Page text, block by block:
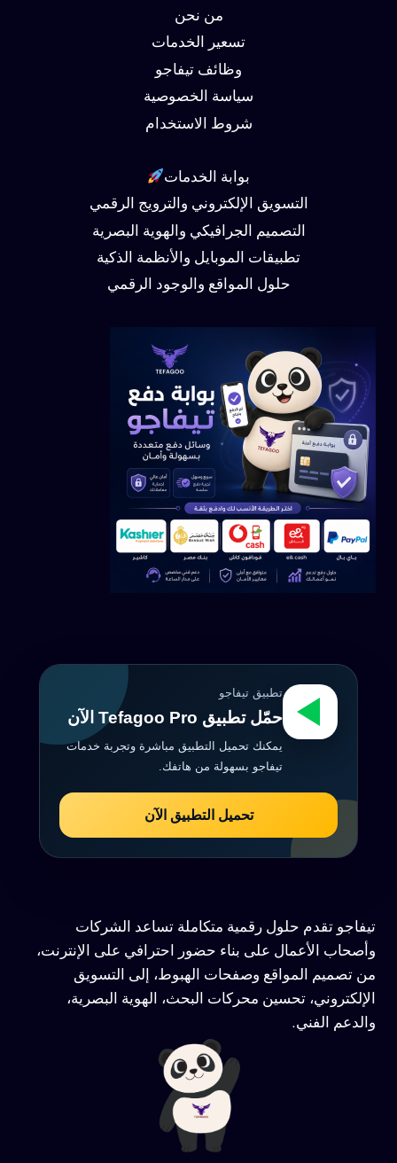
من نحن
تسعير الخدمات
وظائف تيفاجو
سياسة الخصوصية
شروط الاستخدام
بوابة الخدمات
التسويق الإلكتروني والترويج الرقمي
التصميم الجرافيكي والهوية البصرية
تطبيقات الموبايل والأنظمة الذكية
حلول المواقع والوجود الرقمي
تطبيق تيفاجو
حمّل تطبيق Tefagoo Pro الآن
يمكنك تحميل التطبيق مباشرة وتجربة خدمات
تيفاجو بسهولة من هاتفك.
تحميل التطبيق الآن
تيفاجو تقدم حلول رقمية متكاملة تساعد الشركات
وأصحاب الأعمال على بناء حضور احترافي على الإنترنت،
من تصميم المواقع وصفحات الهبوط، إلى التسويق
الإلكتروني، تحسين محركات البحث، الهوية البصرية،
والدعم الفني.